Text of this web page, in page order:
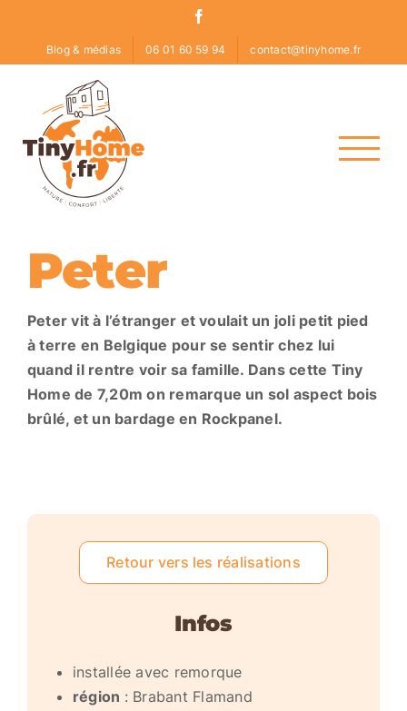
content
Blog & médias 06 01 60 59 94 contact@tinyhome.fr
Peter
Peter vit à l’étranger et voulait un joli petit pied
à terre en Belgique pour se sentir chez lui
quand il rentre voir sa famille. Dans cette Tiny
Home de 7,20m on remarque un sol aspect bois
brûlé, et un bardage en Rockpanel.
Retour vers les réalisations
Infos
installée avec remorque
région : Brabant Flamand